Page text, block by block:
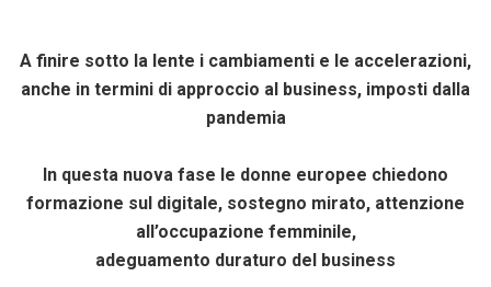
A finire sotto la lente i cambiamenti e le accelerazioni,
anche in termini di approccio al business, imposti dalla
pandemia
In questa nuova fase le donne europee chiedono
formazione sul digitale, sostegno mirato, attenzione
all’occupazione femminile,
adeguamento duraturo del business